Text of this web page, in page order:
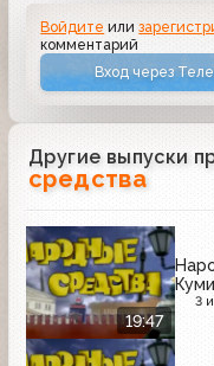
Войдите или
комментарий
Вход через
Другие выпуски
средства
19:47
3